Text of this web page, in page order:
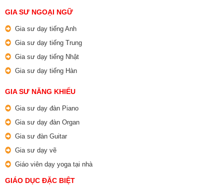
GIA SƯ NGOẠI NGỮ
Gia sư dạy tiếng Anh
Gia sư dạy tiếng Trung
Gia sư dạy tiếng Nhật
Gia sư dạy tiếng Hàn
GIA SƯ NĂNG KHIẾU
Gia sư dạy đàn Piano
Gia sư dạy đàn Organ
Gia sư đàn Guitar
Gia sư dạy vẽ
Giáo viên dạy yoga tại nhà
GIÁO DỤC ĐẶC BIỆT